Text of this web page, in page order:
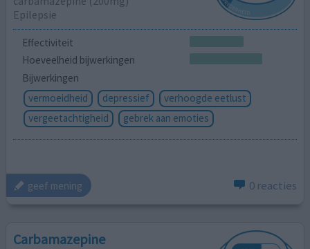
Epilepsie
Effectiviteit
Hoeveelheid bijwerkingen
Bijwerkingen
vermoeidheid
depressief
verhoogde eetlust
vergeetachtigheid
gebrek aan emoties
geef mening 0 reacties
Carbamazepine